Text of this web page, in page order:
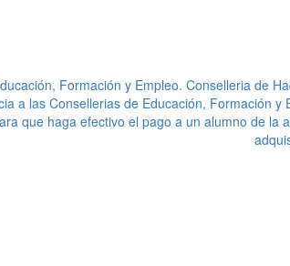
Formación y Empleo. Conselleria de
a las Consellerias de Educación, Formación y
que haga efectivo el pago a un alumno de la